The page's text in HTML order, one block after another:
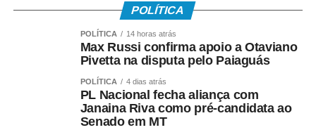
POLÍTICA
POLÍTICA 14 horas atrás
Max Russi confirma apoio a Otaviano
Pivetta na disputa pelo Paiaguás
POLÍTICA 4 dias atrás
PL Nacional fecha aliança com
Janaina Riva como pré-candidata ao
Senado em MT